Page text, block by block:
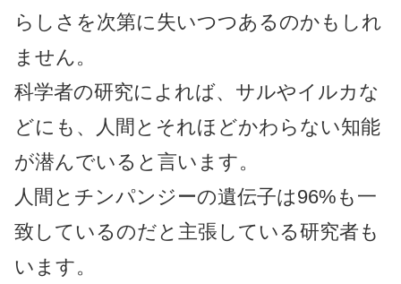
らしさを次第に失いつつあるのかもしれ
ません。
科学者の研究によれば、サルやイルカな
どにも、人間とそれほどかわらない知能
が潜んでいると言います。
人間とチンパンジーの遺伝子は96%も一
致しているのだと主張している研究者も
います。